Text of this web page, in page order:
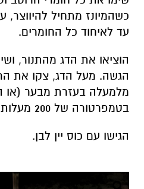
כשהמיונז מתחיל להיווצר,
עד לאיחוד כל החומרים.
הוציאו את הדג מהתנור,
הגשה. מעל הדג, צקו את
מלמעלה בעזרת מבער (או
בטמפרטורה של 200 מעלות למשך 2-3 דקות).
הגישו עם כוס יין לבן.